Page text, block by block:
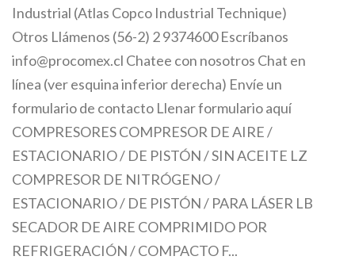
Industrial (Atlas Copco Industrial Technique)
Otros Llámenos (56-2) 2 9374600 Escríbanos
info@procomex.cl Chatee con nosotros Chat en
línea (ver esquina inferior derecha) Envíe un
formulario de contacto Llenar formulario aquí
COMPRESORES COMPRESOR DE AIRE /
ESTACIONARIO / DE PISTÓN / SIN ACEITE LZ
COMPRESOR DE NITRÓGENO /
ESTACIONARIO / DE PISTÓN / PARA LÁSER LB
SECADOR DE AIRE COMPRIMIDO POR
REFRIGERACIÓN / COMPACTO F...